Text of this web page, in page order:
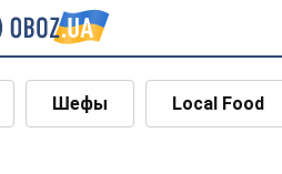
Шефы Local Food